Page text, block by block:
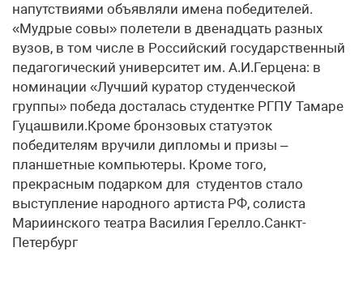
напутствиями объявляли имена победителей.
«Мудрые совы» полетели в двенадцать разных
вузов, в том числе в Российский государственный
педагогический университет им. А.И.Герцена: в
номинации «Лучший куратор студенческой
группы» победа досталась студентке РГПУ Тамаре
Гуцашвили.Кроме бронзовых статуэток
победителям вручили дипломы и призы –
планшетные компьютеры. Кроме того,
прекрасным подарком для студентов стало
выступление народного артиста РФ, солиста
Мариинского театра Василия Герелло.Санкт-
Петербург